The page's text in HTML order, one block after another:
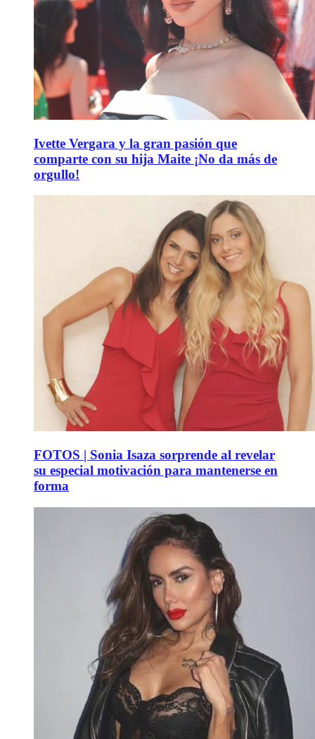
Ivette Vergara y la gran pasión que
comparte con su hija Maite ¡No da más de
orgullo!
FOTOS | Sonia Isaza sorprende al revelar
su especial motivación para mantenerse en
forma